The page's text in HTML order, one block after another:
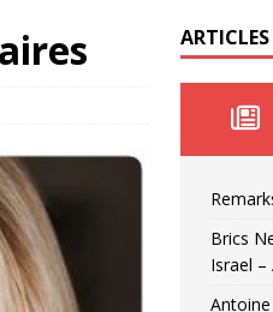
Brics
Israel –